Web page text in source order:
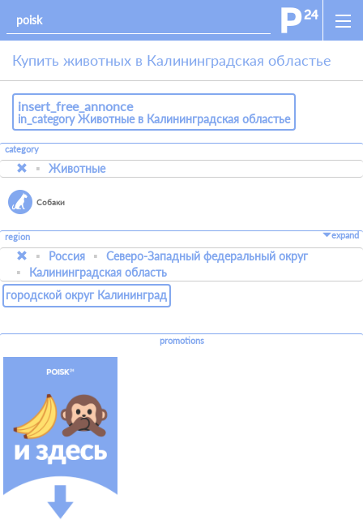
Купить животных в Калининградская областье
insert_free_annonce
in_category Животные в Калининградская областье
category
Животные
Собаки
region expand
Россия
Северо-Западный федеральный округ
Калининградская область
городской округ Калининград
promotions